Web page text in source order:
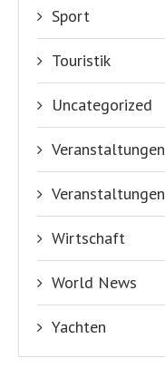
Sport
Touristik
Uncategorized
Veranstaltungen
Veranstaltungen
Wirtschaft
World News
Yachten